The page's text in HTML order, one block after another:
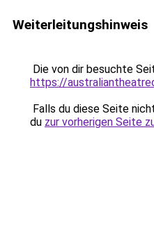
Weiterleitungshinweis
Die von dir besuchte
https://
Falls du diese Seite
du zur vorherigen Seite